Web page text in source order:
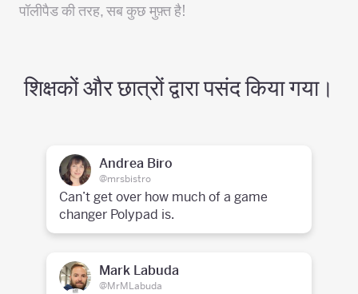
पॉलीपैड की तरह, सब कुछ मुफ़्त है!
शिक्षकों और छात्रों द्वारा पसंद किया गया।
Andrea Biro
@mrsbistro
Can’t get over how much of a game
changer Polypad is.
Mark Labuda
@MrMLabuda